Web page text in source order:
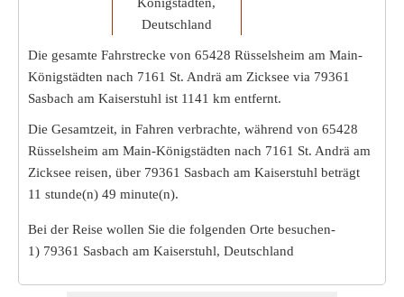
Deutschland
Die gesamte Fahrstrecke von 65428 Rüsselsheim am Main-
Königstädten nach 7161 St. Andrä am Zicksee via 79361
Sasbach am Kaiserstuhl ist 1141 km entfernt.
Die Gesamtzeit, in Fahren verbrachte, während von 65428
Rüsselsheim am Main-Königstädten nach 7161 St. Andrä am
Zicksee reisen, über 79361 Sasbach am Kaiserstuhl beträgt
11 stunde(n) 49 minute(n).
Bei der Reise wollen Sie die folgenden Orte besuchen-
1) 79361 Sasbach am Kaiserstuhl, Deutschland